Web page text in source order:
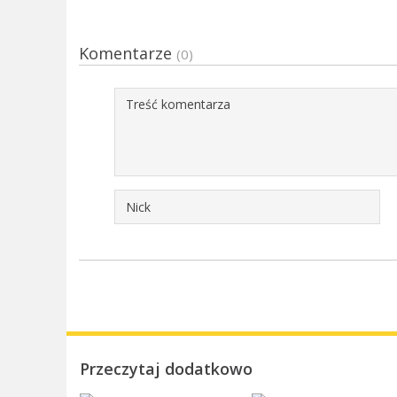
Komentarze (0)
Przeczytaj dodatkowo